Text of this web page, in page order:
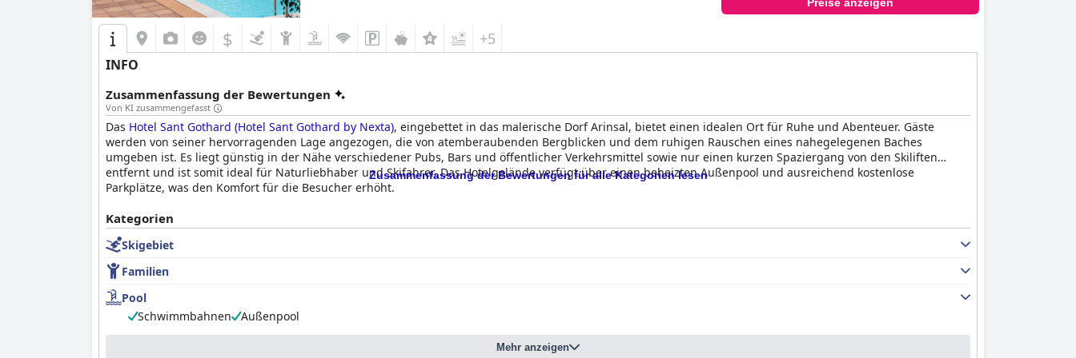
$ +5
INFO
Zusammenfassung der Bewertungen
Von KI zusammengefasst
Das Hotel Sant Gothard (Hotel Sant Gothard by Nexta), eingebettet in das malerische Dorf Arinsal, bietet einen idealen Ort für Ruhe und Abenteuer. Gäste
werden von seiner hervorragenden Lage angezogen, die von atemberaubenden Bergblicken und dem ruhigen Rauschen eines nahegelegenen Baches
umgeben ist. Es liegt günstig in der Nähe verschiedener Pubs, Bars und öffentlicher Verkehrsmittel sowie nur einen kurzen Spaziergang von den Skiliften
entfernt und ist somit ideal für Naturliebhaber und Skifahrer. Das Hotelgelände verfügt über einen beheizten Außenpool und ausreichend kostenlose
Parkplätze, was den Komfort für die Besucher erhöht.
Das Frühstück im
genießen die vielfältigen Buffetoptionen, obwohl einige kleinere Probleme mit bestimmten Artikeln feststellen und die Notwendigkeit einer höheren Konsistenz
betonen, um die Vier-Sterne-Standards vollständig zu erfüllen. Dennoch tragen die verlängerten Frühstückszeiten und das aufmerksame Servicepersonal zu
einem zufriedenstellenden Start in den Tag bei.
Die Abendessen haben gemischte Rückmeldungen erhalten. Während einige Gäste die Qualität und Auswahl des Abendbuffets loben, weisen andere auf
gelegentliche Inkonsistenzen und eine begrenzte Auswahl hin. Trotz dieser Nachteile sind die Gesamteindrücke hinsichtlich der Qualität der Speisen und des
Service positiv.
Die Zimmer des Hotels werden für ihre Geräumigkeit, Sauberkeit und die Balkone geschätzt, die einen schönen Blick auf die umliegende Landschaft bieten. Es
Zusammenfassung der Bewertungen für alle Kategorien lesen
Kategorien
Skigebiet
Familien
Pool
Schwimmbahnen
Außenpool
Mehr anzeigen